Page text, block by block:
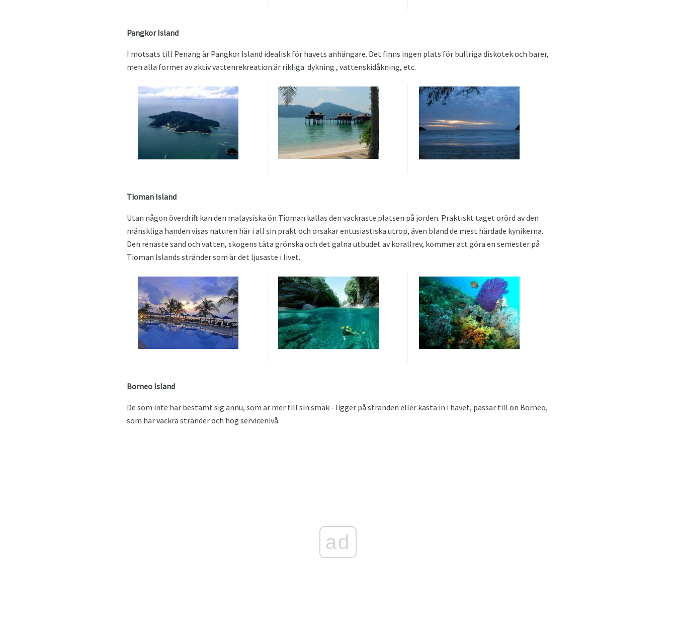
Pangkor Island
I motsats till Penang är Pangkor Island idealisk för havets anhängare. Det finns ingen plats för bullriga diskotek och barer,
men alla former av aktiv vattenrekreation är rikliga: dykning , vattenskidåkning, etc.
Tioman Island
Utan någon överdrift kan den malaysiska ön Tioman kallas den vackraste platsen på jorden. Praktiskt taget orörd av den
mänskliga handen visas naturen här i all sin prakt och orsakar entusiastiska utrop, även bland de mest härdade kynikerna.
Den renaste sand och vatten, skogens täta grönska och det galna utbudet av korallrev, kommer att göra en semester på
Tioman Islands stränder som är det ljusaste i livet.
Borneo Island
De som inte har bestämt sig ännu, som är mer till sin smak - ligger på stranden eller kasta in i havet, passar till ön Borneo,
som har vackra stränder och hög servicenivå.
ad